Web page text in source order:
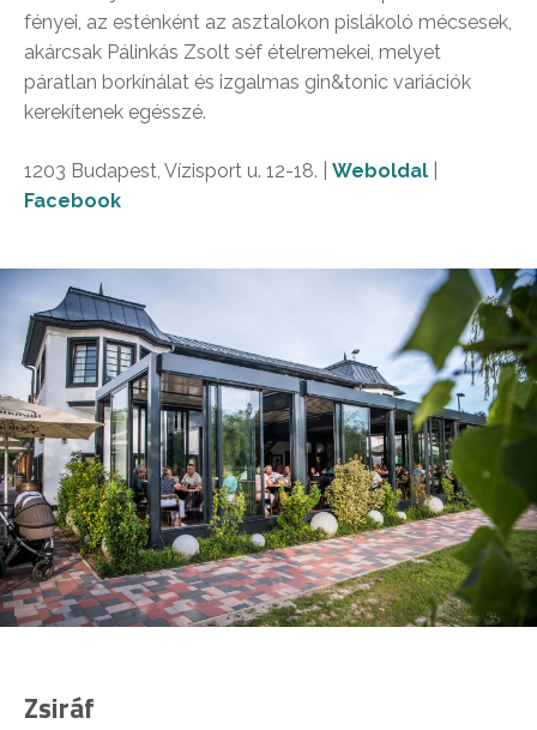
fényei, az esténként az asztalokon pislákoló mécsesek,
akárcsak Pálinkás Zsolt séf ételremekei, melyet
páratlan borkínálat és izgalmas gin&tonic variációk
kerekítenek egésszé.
1203 Budapest, Vízisport u. 12-18. | Weboldal
Facebook
Zsiráf